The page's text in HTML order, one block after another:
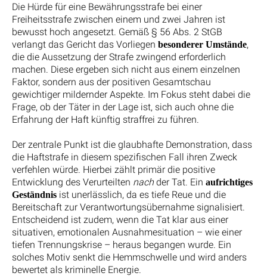
Die Hürde für eine Bewährungsstrafe bei einer
Freiheitsstrafe zwischen einem und zwei Jahren ist
bewusst hoch angesetzt. Gemäß § 56 Abs. 2 StGB
verlangt das Gericht das Vorliegen besonderer Umstände,
die die Aussetzung der Strafe zwingend erforderlich
machen. Diese ergeben sich nicht aus einem einzelnen
Faktor, sondern aus der positiven Gesamtschau
gewichtiger mildernder Aspekte. Im Fokus steht dabei die
Frage, ob der Täter in der Lage ist, sich auch ohne die
Erfahrung der Haft künftig straffrei zu führen.
Der zentrale Punkt ist die glaubhafte Demonstration, dass
die Haftstrafe in diesem spezifischen Fall ihren Zweck
verfehlen würde. Hierbei zählt primär die positive
Entwicklung des Verurteilten nachder Tat. Ein aufrichtiges
Geständnis ist unerlässlich, da es tiefe Reue und die
Bereitschaft zur Verantwortungsübernahme signalisiert.
Entscheidend ist zudem, wenn die Tat klar aus einer
situativen, emotionalen Ausnahmesituation – wie einer
tiefen Trennungskrise – heraus begangen wurde. Ein
solches Motiv senkt die Hemmschwelle und wird anders
bewertet als kriminelle Energie.